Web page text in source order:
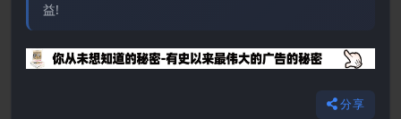
益!
分享